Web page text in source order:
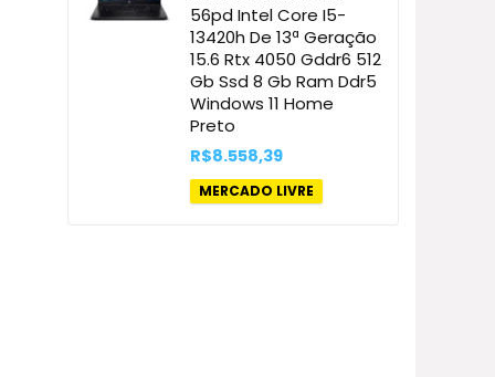
56pd Intel Core I5-
13420h De 13ª Geração
15.6 Rtx 4050 Gddr6 512
Gb Ssd 8 Gb Ram Ddr5
Windows 11 Home
Preto
R$8.558,39
MERCADO LIVRE